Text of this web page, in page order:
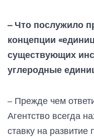
– Что послужило
концепции
существующих
углеродные
– Прежде чем
Агентство всегда
ставку на